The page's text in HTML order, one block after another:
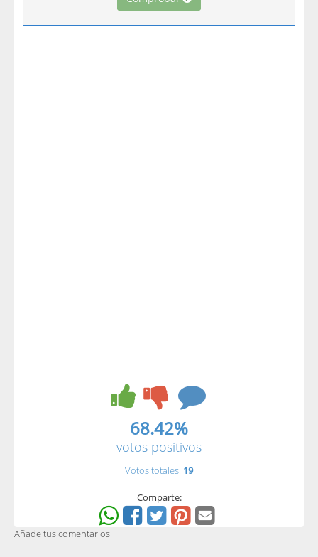
68.42%
votos positivos
Votos totales: 19
Comparte:
Añade tus comentarios